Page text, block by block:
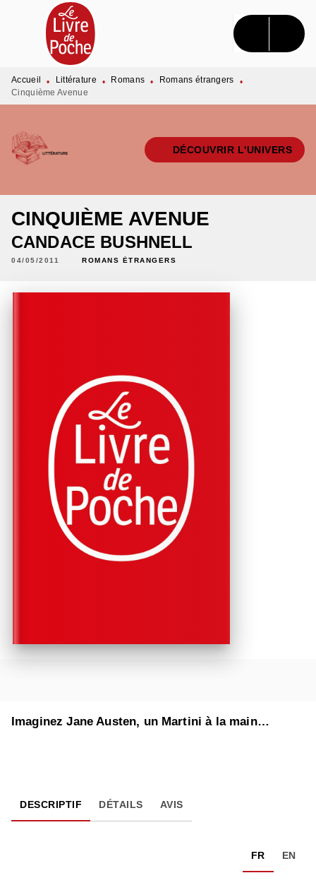
MENU RECHERCHE CONTENU
PIED DE PAGE
Accueil • Littérature • Romans • Romans étrangers
•
Cinquième Avenue
DÉCOUVRIR L'UNIVERS
CINQUIÈME AVENUE
CANDACE BUSHNELL
04/05/2011 ROMANS ÉTRANGERS
Imaginez Jane Austen, un Martini à la main…
DESCRIPTIF DÉTAILS AVIS
FR EN